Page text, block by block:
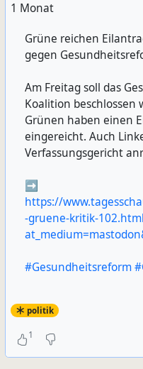
1 Monat
Grüne reichen
gegen
Am Freitag soll das
Koalition beschlossen
Grünen haben einen
eingereicht. Auch
Verfassungsgericht
➡️
https://
-gruene-kritik-
#Gesundheitsreform
politik
1